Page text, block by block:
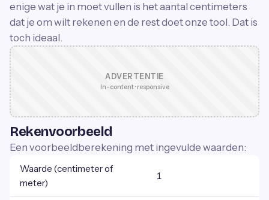
enige wat je in moet vullen is het aantal centimeters
dat je om wilt rekenen en de rest doet onze tool. Dat is
toch ideaal.
ADVERTENTIE
In-content · responsive
Rekenvoorbeeld
Een voorbeeldberekening met ingevulde waarden:
Waarde (centimeter of
meter)
1